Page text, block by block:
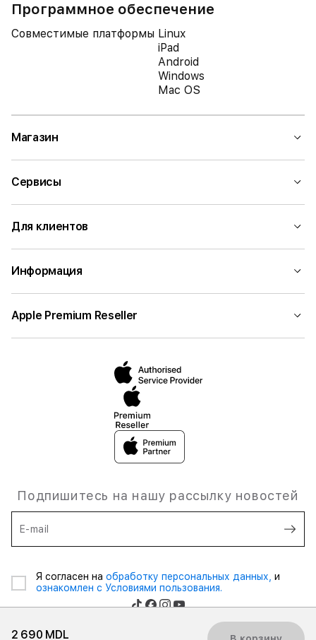
Программное обеспечение
Совместимые платформы Linux
iPad
Android
Windows
Mac OS
2 690 MDL
Магазин
Сервисы
Для клиентов
Информация
Apple Premium Reseller
Подпишитесь на нашу рассылку новостей
E-mail
Я согласен на обработку персональных данных, и
ознакомлен с Условиями пользования.